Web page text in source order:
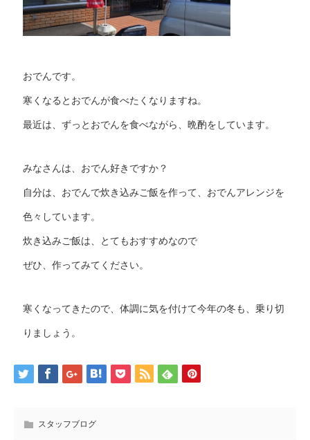
おでんです。
寒くなるとおでんが食べたくなりますね。
最近は、ずっとおでんを食べながら、晩酌をしています。
みなさんは、おでん好きですか？
自分は、おでんで炊き込みご飯を作って、おでんアレンジを
色々しています。
炊き込みご飯は、とてもおすすめなので
ぜひ、作ってみてください。
寒くなってきたので、体調に気を付けて今年の冬も、乗り切
りましょう。
スタッフブログ